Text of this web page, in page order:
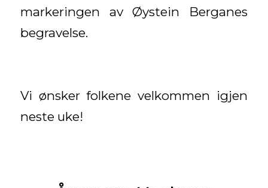
markeringen av Øystein Berganes
begravelse.
Vi ønsker folkene velkommen igjen
neste uke!